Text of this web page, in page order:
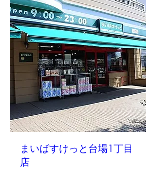
まいばすけっと台場1丁目
店